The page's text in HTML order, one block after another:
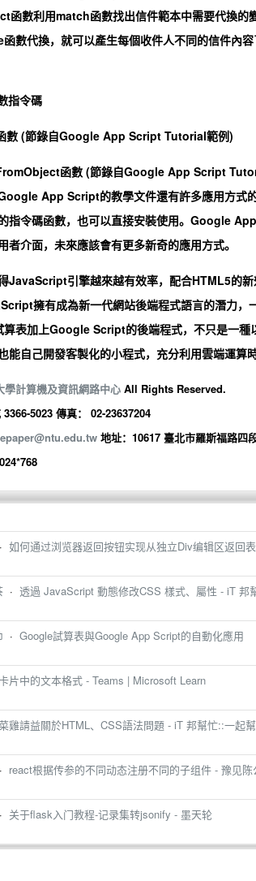
數利用match函數找出信件範本中需要代換的
數代換，就可以產生每個收件人不同的信件內
指令碼
數 (節錄自Google App Script Tutorial範例)
函數 (節錄自Google App Script
App Script的教學文件還有許多應用方式
指令碼函數，也可以直接安裝使用。Google
者介面，未來應該會有更多新奇的應用方式。
JavaScript引擎越來越有效率，配合HTML5的
擁有成為新一代網站後端程式語言的潛力
表加上Google Script的後端程式，不只是一
能自己開發客製化的小程式，充分利用雲端運算
學計算機及資訊網路中心 All Rights Reserved.
5023 傳真： 02-23637204
地址：10617 臺北市羅斯福路四
· 如何通过浏览器返回按钮实现从独立Div编辑区返回
· 透過 JavaScript 動態修改CSS 樣式、屬性 - iT 邦
· Google試算表與Google App Script的自動化應用
片中的文本格式 - Teams | Microsoft Learn
雞請益關於HTML、CSS語法問題 - iT 邦幫忙::一起
· react根据传参的不同动态注册不同的子组件 - 豫见
· 关于flask入门教程-记录集转jsonify - 墨天轮